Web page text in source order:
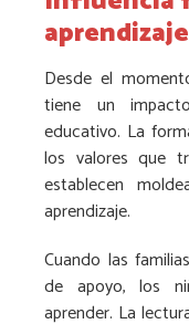
aprendizaje
Desde el
tiene un
educativo. La
los valores que
establecen
aprendizaje.
Cuando las
de apoyo, los
aprender. La